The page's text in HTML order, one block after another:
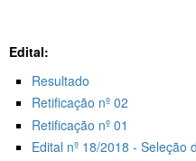
Edital:
Resultado
Retificação nº 02
Retificação nº 01
Edital nº 18/2018 - Seleção